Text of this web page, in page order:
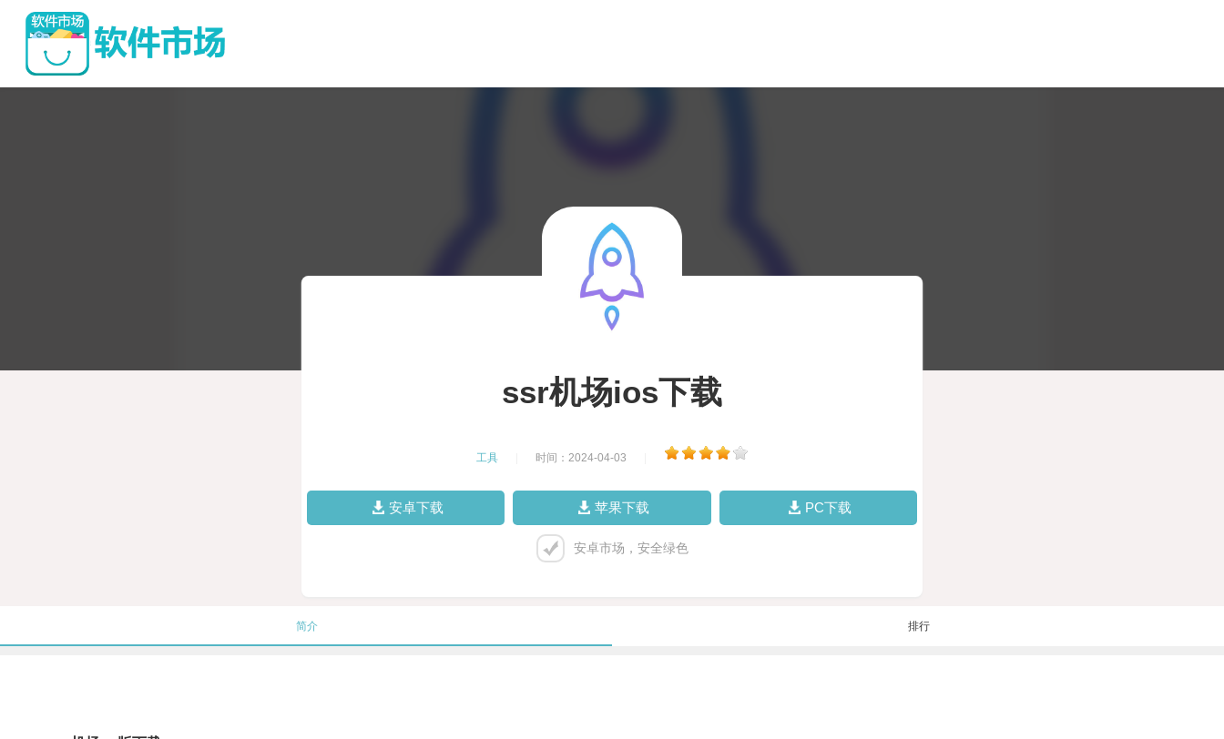
ssr机场ios下载
工具 时间：2024-04-03
安卓下载 苹果下载 PC下载
安卓市场，安全绿色
简介 排行